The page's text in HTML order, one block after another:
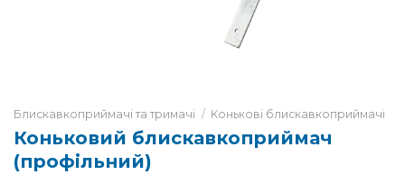
Блискавкоприймачі та тримачі / Конькові блискавкоприймачі
Коньковий блискавкоприймач
(профільний)